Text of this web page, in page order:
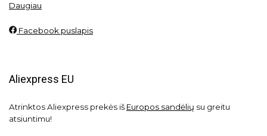
Daugiau
Facebook puslapis
Aliexpress EU
Atrinktos Aliexpress prekės iš Europos sandėlių su greitu
atsiuntimu!